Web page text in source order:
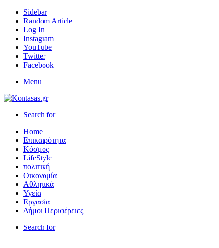
Sidebar
Random Article
Log In
Instagram
YouTube
Twitter
Facebook
Menu
Search for
Home
Επικαιρότητα
Κόσμος
LifeStyle
πολιτική
Οικονομία
Αθλητικά
Υγεία
Εργασία
Δήμοι Περιφέρειες
Search for